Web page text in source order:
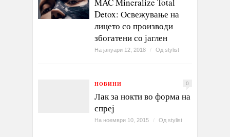
MAC Mineralize Total
Detox: Освежување на
лицето со производи
збогатени со јаглен
На јануари 12, 2018 / Од stylist
НОВИНИ 0
Лак за нокти во форма на
спреј
На ноември 10, 2015 / Од stylist